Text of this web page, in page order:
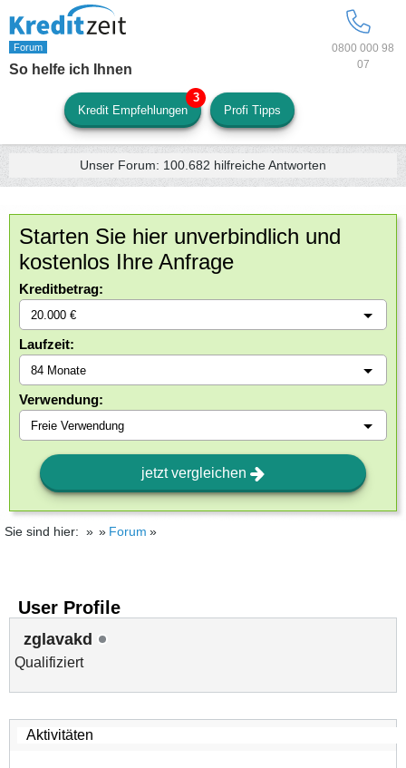
0800 000 98
07
So helfe ich Ihnen
Kredit Empfehlungen Profi Tipps
Unser Forum: 100.682 hilfreiche Antworten
Starten Sie hier unverbindlich und
kostenlos Ihre Anfrage
Kreditbetrag:
Laufzeit:
Verwendung:
jetzt vergleichen
Sie sind hier: Forum
User Profile
zglavakd
Qualifiziert